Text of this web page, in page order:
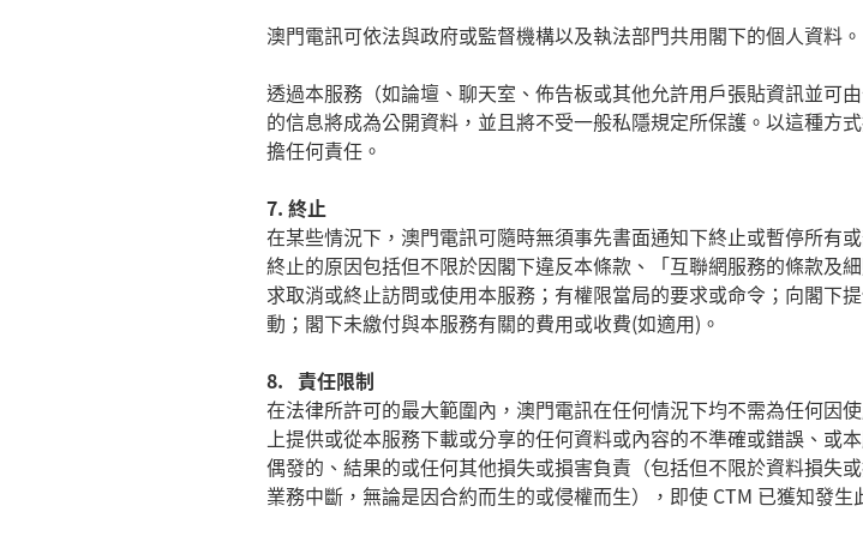
澳門電訊可依法與政府或監督機構以及執法部門共用閣下的個人資料。
透過本服務（如論壇、聊天室、佈告板或其他允許用戶張貼資訊並可
的信息將成為公開資料，並且將不受一般私隱規定所保護。以這種方
擔任何責任。
7. 終止
在某些情況下，澳門電訊可隨時無須事先書面通知下終止或暫停所有
終止的原因包括但不限於因閣下違反本條款、「互聯網服務的條款及
求取消或終止訪問或使用本服務；有權限當局的要求或命令；向閣下
動；閣下未繳付與本服務有關的費用或收費(如適用) 。
8. 責任限制
在法律所許可的最大範圍內，澳門電訊在任何情況下均不需為任何因
上提供或從本服務下載或分享的任何資料或內容的不準確或錯誤、或
偶發的、結果的或任何其他損失或損害負責（包括但不限於資料損失
業務中斷，無論是因合約而生的或侵權而生），即使 CTM 已獲知發生